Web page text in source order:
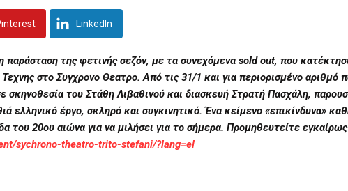
LinkedIn
παράσταση της φετινής σεζόν, με τα συνεχόμενα sold out, που
στο Συγχρονο Θεατρο. Από τις31/1 και για περιορισμένο αριθμό
του Στάθη Λιβαθινού και διασκευή Στρατή Πασχάλη,
ελληνικό έργο, σκληρό και συγκινητικό. Ένα κείμενο «επικίνδυνα»
του 20ου αιώνα για να μιλήσει για το σήμερα. Προμηθευτείτε εγκαίρως
sychrono-theatro-trito-stefani/?lang=el